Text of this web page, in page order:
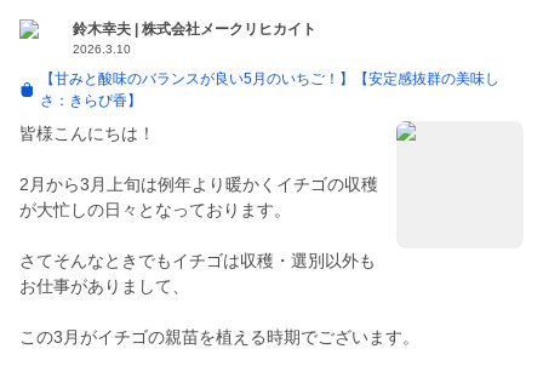
鈴木幸夫 | 株式会社メークリヒカイト
2026.3.10
【甘みと酸味のバランスが良い5月のいちご！】【安定感抜群の美味し
さ：きらぴ香】
皆様こんにちは！
2月から3月上旬は例年より暖かくイチゴの収穫
が大忙しの日々となっております。
さてそんなときでもイチゴは収穫・選別以外も
お仕事がありまして、
この3月がイチゴの親苗を植える時期でございます。